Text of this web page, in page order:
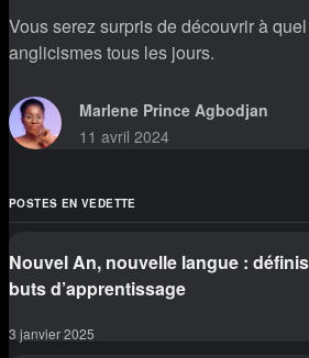
Vous serez surpris de découvrir à
anglicismes tous les jours.
Marlene Prince Agbodjan
11 avril 2024
POSTES EN VEDETTE
Nouvel An, nouvelle langue :
buts d’apprentissage
3 janvier 2025